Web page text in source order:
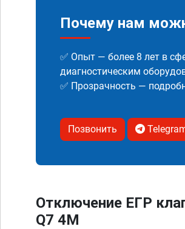
Почему нам
✅ Опыт — более 8 лет в
диагностическим
✅ Прозрачность —
Позвонить
Отключение ЕГР
Q7 4M